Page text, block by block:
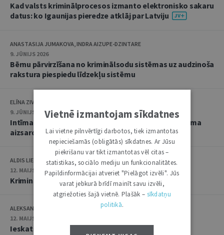
Kad valsts kriminālprocesos izmanto elektronisko sakaru
datus: ko Igaunijas pieredze atklāj par Latviju
ANASTASIJA JUMAKOVA, INDRA AIZUPE-DZINTARE
9. JŪNIJS 2026
Bērnu pārvirzīšana no kriminālsodu sistēmas uz audzinoša
rakstura piespiedu līdzekļu sistēmu
ELĪNA ZIVTIŅA
9. JŪNIJS 2026
Intīma rakstura materiālu izplatīšana: starp privātuma
aizsardzību un seksuālo autonomiju
ALDIS LIELJUKSIS
12. MAIJS 2026
Kriminālatbildība kā galējais līdzeklis
ALEKSANDRA KAŠINA
12. MAIJS 2026
Ieskats nepilngadīgā pratināšanas īpatnībās pēc
Vietnē izmantojam sīkdatnes
Lai vietne pilnvērtīgi darbotos, tiek izmantotas
nepieciešamās (obligātās) sīkdatnes. Ar Jūsu
piekrišanu var tikt izmantotas vēl citas –
statistikas, sociālo mediju un funkcionalitātes.
Papildinformācijai atveriet "Pielāgot izvēli". Jūs
varat jebkurā brīdī mainīt savu izvēli,
atgriežoties šajā vietnē. Plašāk – sīkdatņu
politikā.